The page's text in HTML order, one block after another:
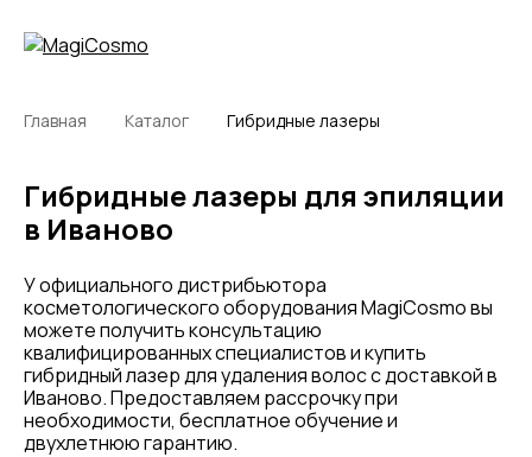
Главная Каталог Гибридные лазеры
Гибридные лазеры для эпиляции
в Иваново
У официального дистрибьютора
косметологического оборудования MagiCosmo вы
можете получить консультацию
квалифицированных специалистов и купить
гибридный лазер для удаления волос с доставкой в
Иваново. Предоставляем рассрочку при
необходимости, бесплатное обучение и
двухлетнюю гарантию.